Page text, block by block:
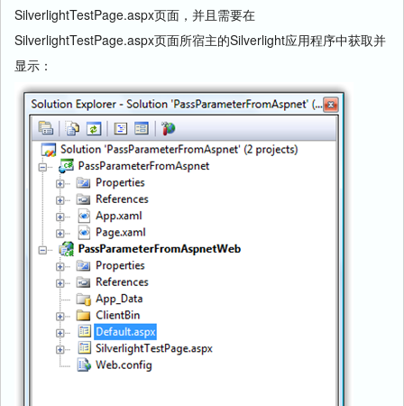
SilverlightTestPage.aspx页面，并且需要在
SilverlightTestPage.aspx页面所宿主的Silverlight应用程序中获取并
显示：